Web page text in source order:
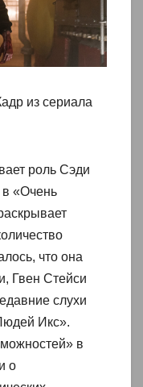
из сериала
роль Сэди
в «Очень
что она
Гвен Стейси
слухи
Икс».
в
о